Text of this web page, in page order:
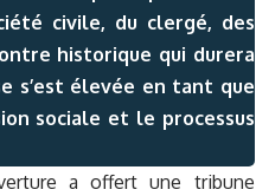
civile, du clergé, des
historique qui durera
s’est élevée en tant que
sociale et le processus
a offert une tribune